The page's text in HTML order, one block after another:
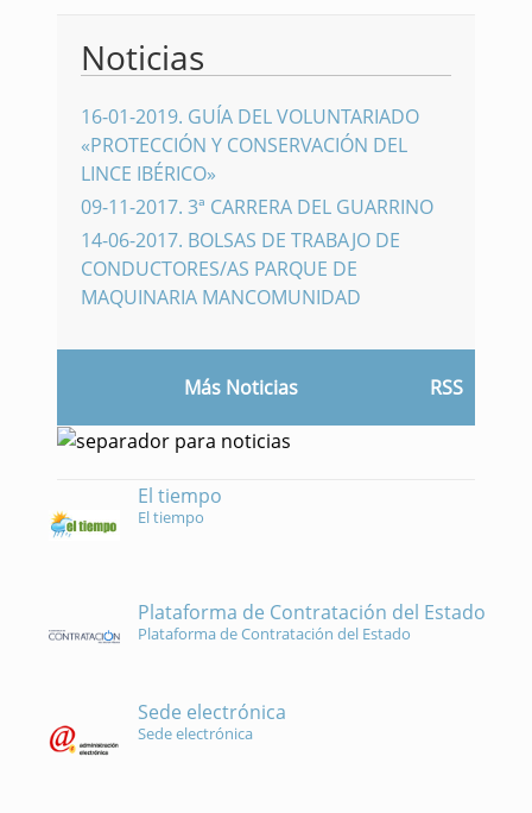
Noticias
16-01-2019. GUÍA DEL VOLUNTARIADO
«PROTECCIÓN Y CONSERVACIÓN DEL
LINCE IBÉRICO»
09-11-2017. 3ª CARRERA DEL GUARRINO
14-06-2017. BOLSAS DE TRABAJO DE
CONDUCTORES/AS PARQUE DE
MAQUINARIA MANCOMUNIDAD
Más Noticias RSS
El tiempo
El tiempo
Plataforma de Contratación del Estado
Plataforma de Contratación del Estado
Sede electrónica
Sede electrónica